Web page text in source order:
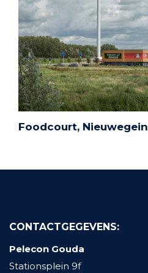
Foodcourt, Nieuwegein
CONTACTGEGEVENS:
Pelecon Gouda
Stationsplein 9f